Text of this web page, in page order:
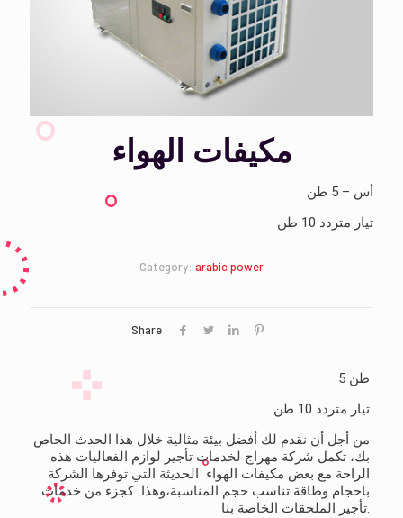
مكيفات الهواء
أس – 5 طن
تيار متردد 10 طن
Category: arabic power
Share
5 طن
تيار متردد 10 طن
من أجل أن نقدم لك أفضل بيئة مثالية خلال هذا الحدث الخاص
بك، تكمل شركة مهراج لخدمات تأجير لوازم الفعاليات هذه
الراحة مع بعض مكيفات الهواء الحديثة التي توفرها الشركة
باحجام وطاقة تناسب حجم المناسبة،وهذا كجزء من خدمات
تأجير الملحقات الخاصة بنا.